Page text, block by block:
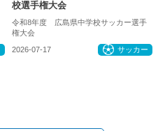
校選手権大会
令和8年度 広島県中学校サッカー選手
権大会
2026-07-17 サッカー